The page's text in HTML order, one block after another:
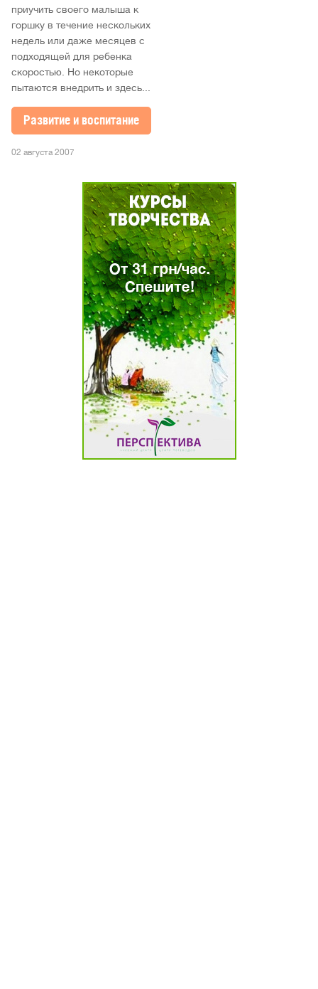
приучить своего малыша к
горшку в течение нескольких
недель или даже месяцев с
подходящей для ребенка
скоростью. Но некоторые
пытаются внедрить и здесь...
Развитие и воспитание
02 августа 2007